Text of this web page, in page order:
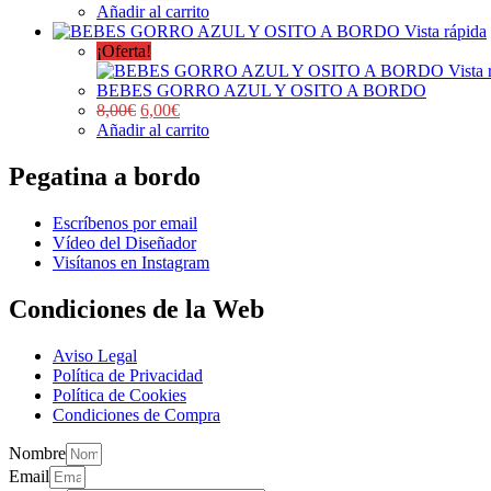
Añadir al carrito
Vista rápida
¡Oferta!
Vista
BEBES GORRO AZUL Y OSITO A BORDO
8,00€ 6,00€
Añadir al carrito
Pegatina a bordo
Escríbenos por email
Vídeo del Diseñador
Visítanos en Instagram
Condiciones de la Web
Aviso Legal
Política de Privacidad
Política de Cookies
Condiciones de Compra
Nombre
Email